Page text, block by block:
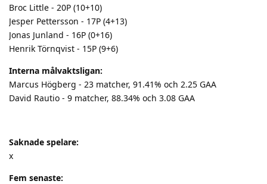
Broc Little - 20P (10+10)
Jesper Pettersson - 17P (4+13)
Jonas Junland - 16P (0+16)
Henrik Törnqvist - 15P (9+6)
Interna målvaktsligan:
Marcus Högberg - 23 matcher, 91.41% och 2.25 GAA
David Rautio - 9 matcher, 88.34% och 3.08 GAA
Saknade spelare:
x
Fem senaste: